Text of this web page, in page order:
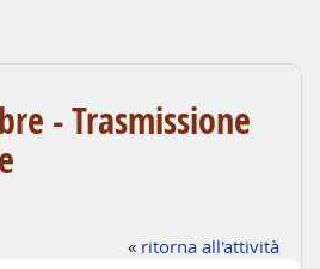
- Trasmissione
« ritorna all'attività